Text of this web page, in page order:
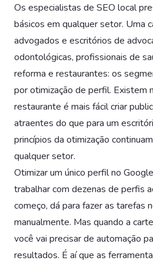
Os especialistas de SEO local
básicos em qualquer setor. Uma
advogados e escritórios de
odontológicas, profissionais de
reforma e restaurantes: os
por otimização de perfil. Existem
restaurante é mais fácil criar
atraentes do que para um
princípios da otimização
qualquer setor.
Otimizar um único perfil no
trabalhar com dezenas de perfis
começo, dá para fazer as tarefas
manualmente. Mas quando a
você vai precisar de automação
resultados. É aí que as